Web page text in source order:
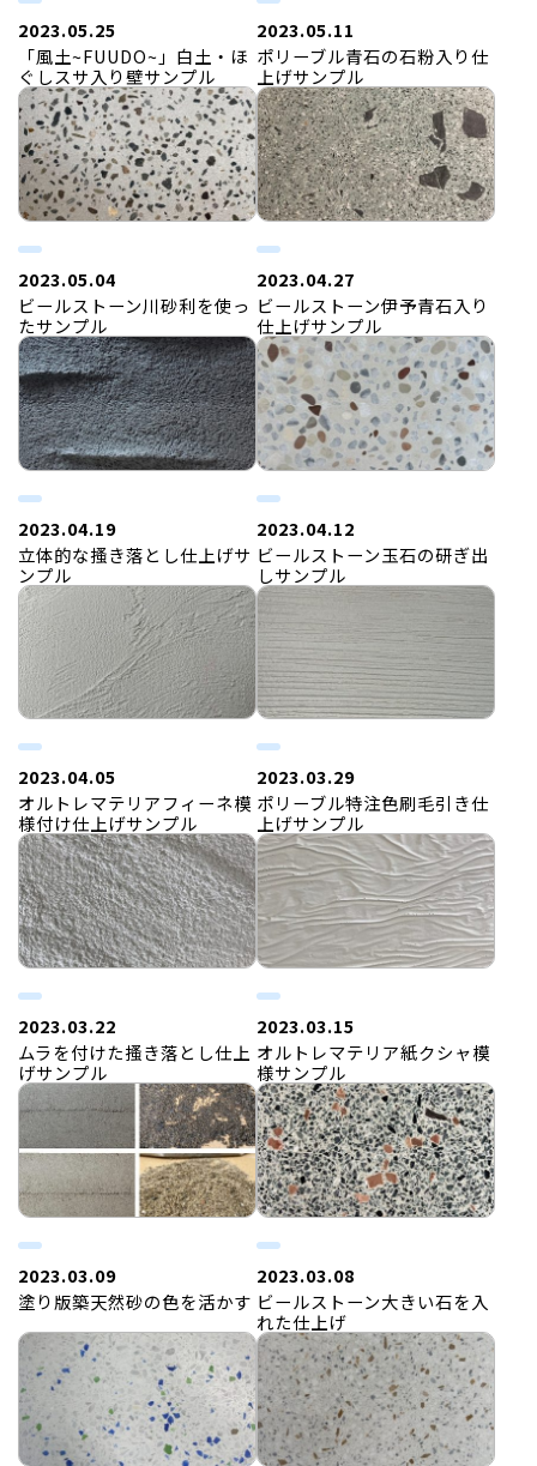
2023.05.25
「風土~FUUDO~」白土・ほ
ぐしスサ入り壁サンプル
2023.05.11
ポリーブル青石の石粉入り仕
上げサンプル
2023.05.04
ビールストーン川砂利を使っ
たサンプル
2023.04.27
ビールストーン伊予青石入り
仕上げサンプル
2023.04.19
立体的な搔き落とし仕上げサ
ンプル
2023.04.12
ビールストーン玉石の研ぎ出
しサンプル
2023.04.05
オルトレマテリアフィーネ模
様付け仕上げサンプル
2023.03.29
ポリーブル特注色刷毛引き仕
上げサンプル
2023.03.22
ムラを付けた搔き落とし仕上
げサンプル
2023.03.15
オルトレマテリア紙クシャ模
様サンプル
2023.03.09
塗り版築天然砂の色を活かす
2023.03.08
ビールストーン大きい石を入
れた仕上げ